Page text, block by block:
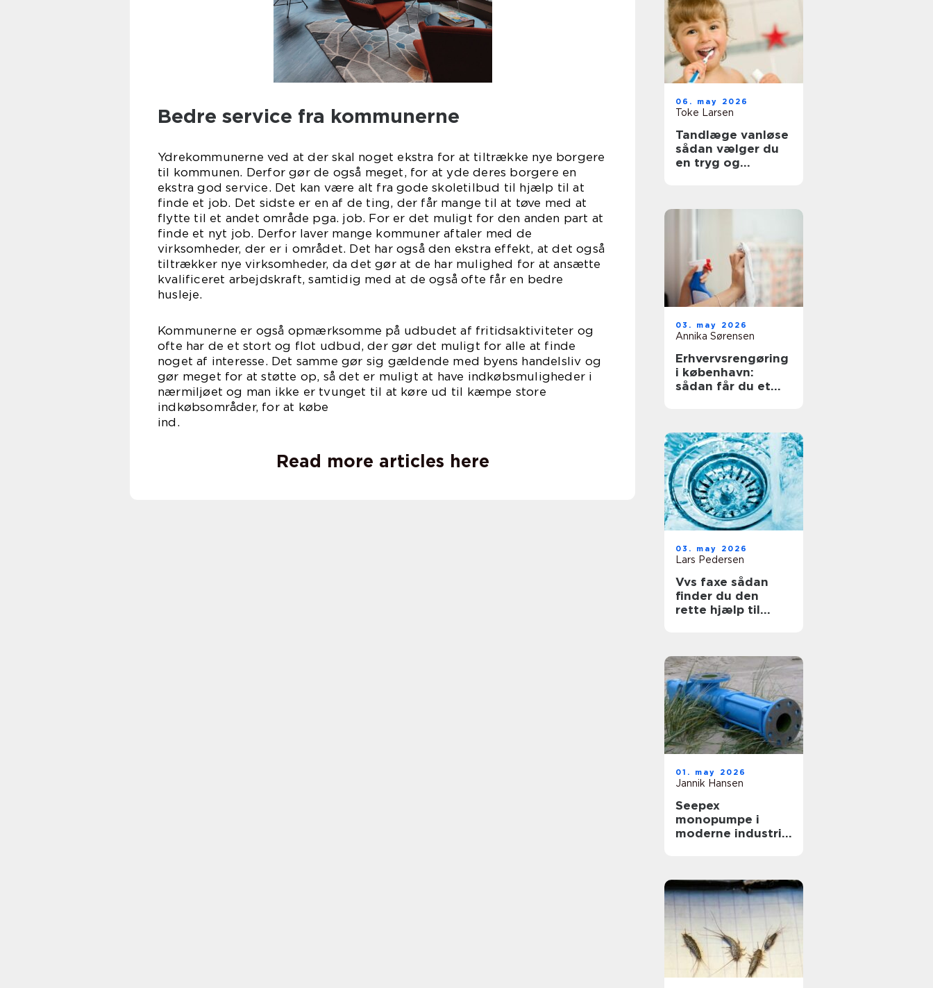
Bedre service fra kommunerne
Ydrekommunerne ved at der skal noget ekstra for at tiltrække nye borgere
til kommunen. Derfor gør de også meget, for at yde deres borgere en
ekstra god service. Det kan være alt fra gode skoletilbud til hjælp til at
finde et job. Det sidste er en af de ting, der får mange til at tøve med at
flytte til et andet område pga. job. For er det muligt for den anden part at
finde et nyt job. Derfor laver mange kommuner aftaler med de
virksomheder, der er i området. Det har også den ekstra effekt, at det også
tiltrækker nye virksomheder, da det gør at de har mulighed for at ansætte
kvalificeret arbejdskraft, samtidig med at de også ofte får en bedre
husleje.
Kommunerne er også opmærksomme på udbudet af fritidsaktiviteter og
ofte har de et stort og flot udbud, der gør det muligt for alle at finde
noget af interesse. Det samme gør sig gældende med byens handelsliv og
gør meget for at støtte op, så det er muligt at have indkøbsmuligheder i
nærmiljøet og man ikke er tvunget til at køre ud til kæmpe store
indkøbsområder, for at købe
ind.
Read more articles here
06. may 2026
Toke Larsen
Tandlæge vanløse
sådan vælger du
en tryg og
03. may 2026
Annika Sørensen
Erhvervsrengøring
i københavn:
sådan får du et
03. may 2026
Lars Pedersen
Vvs faxe sådan
finder du den
rette hjælp til
01. may 2026
Jannik Hansen
Seepex
monopumpe i
moderne industri: